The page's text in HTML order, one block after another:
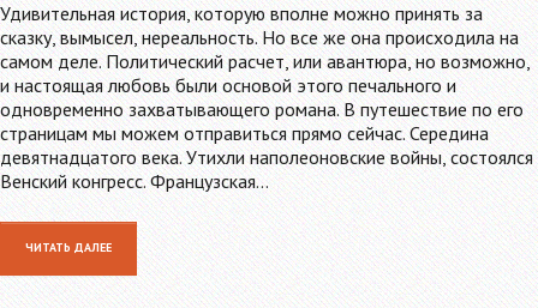
Удивительная история, которую вполне можно принять за
сказку, вымысел, нереальность. Но все же она происходила на
самом деле. Политический расчет, или авантюра, но возможно,
и настоящая любовь были основой этого печального и
одновременно захватывающего романа. В путешествие по его
страницам мы можем отправиться прямо сейчас. Середина
девятнадцатого века. Утихли наполеоновские войны, состоялся
Венский конгресс. Французская…
ЧИТАТЬ ДАЛЕЕ